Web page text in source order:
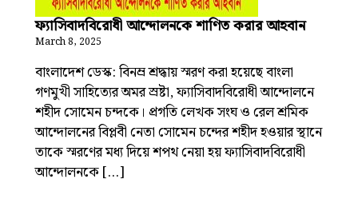
ফ্যাসিবাদবিরোধী আন্দোলনকে শাণিত করার আহবান
March 8, 2025
বাংলাদেশ ডেস্ক: বিনম্র শ্রদ্ধায় স্মরণ করা হয়েছে বাংলা
গণমুখী সাহিত্যের অমর স্রষ্টা, ফ্যাসিবাদবিরোধী আন্দোলনে
শহীদ সোমেন চন্দকে। প্রগতি লেখক সংঘ ও রেল শ্রমিক
আন্দোলনের বিপ্লবী নেতা সোমেন চন্দের শহীদ হওয়ার স্থানে
তাকে স্মরণের মধ্য দিয়ে শপথ নেয়া হয় ফ্যাসিবাদবিরোধী
আন্দোলনকে […]